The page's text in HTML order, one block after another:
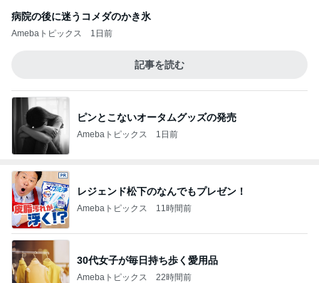
病院の後に迷うコメダのかき氷
Amebaトピックス 1日前
記事を読む
ピンとこないオータムグッズの発売
Amebaトピックス 1日前
レジェンド松下のなんでもプレゼン！
Amebaトピックス 11時間前
30代女子が毎日持ち歩く愛用品
Amebaトピックス 22時間前